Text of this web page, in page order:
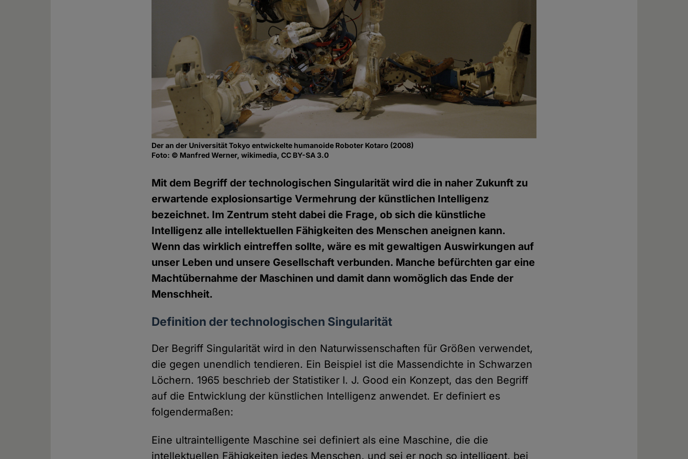
Der an der Universität Tokyo entwickelte humanoide Roboter Kotaro (2008)
Foto: © Manfred Werner, wikimedia, CC BY-SA 3.0
Mit dem Begriff der technologischen Singularität wird die in naher Zukunft zu
erwartende explosionsartige Vermehrung der künstlichen Intelligenz
bezeichnet. Im Zentrum steht dabei die Frage, ob sich die künstliche
Intelligenz alle intellektuellen Fähigkeiten des Menschen aneignen kann.
Wenn das wirklich eintreffen sollte, wäre es mit gewaltigen Auswirkungen auf
unser Leben und unsere Gesellschaft verbunden. Manche befürchten gar eine
Machtübernahme der Maschinen und damit dann womöglich das Ende der
Menschheit.
Definition der technologischen Singularität
Der Begriff Singularität wird in den Naturwissenschaften für Größen verwendet,
die gegen unendlich tendieren. Ein Beispiel ist die Massendichte in Schwarzen
Löchern. 1965 beschrieb der Statistiker I. J. Good ein Konzept, das den Begriff
auf die Entwicklung der künstlichen Intelligenz anwendet. Er definiert es
folgendermaßen:
Eine ultraintelligente Maschine sei definiert als eine Maschine, die die
intellektuellen Fähigkeiten jedes Menschen, und sei er noch so intelligent, bei